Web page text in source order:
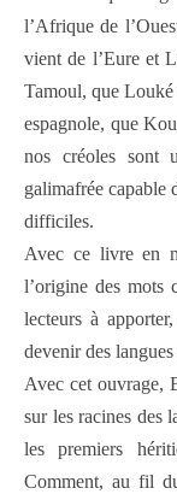
l’Afrique de
vient de l’Eure et
Tamoul, que
espagnole, que
nos créoles sont
galimafrée capable
difficiles.
Avec ce livre en
l’origine des mots
lecteurs à
devenir des langues
Avec cet ouvrage,
sur les racines des
les premiers
Comment, au fil